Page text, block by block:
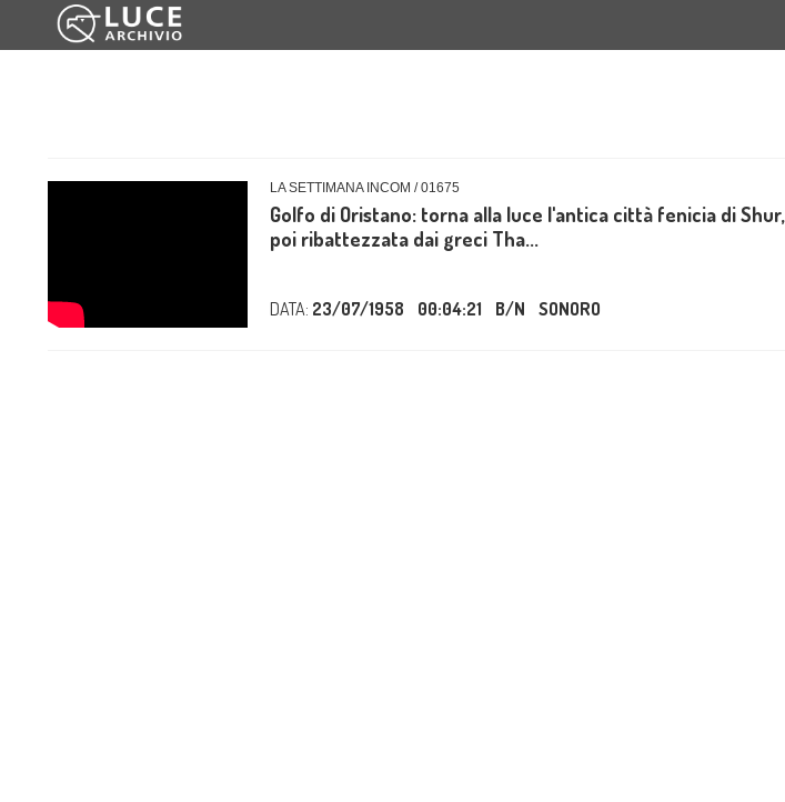
LA SETTIMANA INCOM / 01675
Golfo di Oristano: torna alla luce l'antica città fenicia di Shur,
poi ribattezzata dai greci Tha...
DATA: 23/07/1958 00:04:21 B/N SONORO